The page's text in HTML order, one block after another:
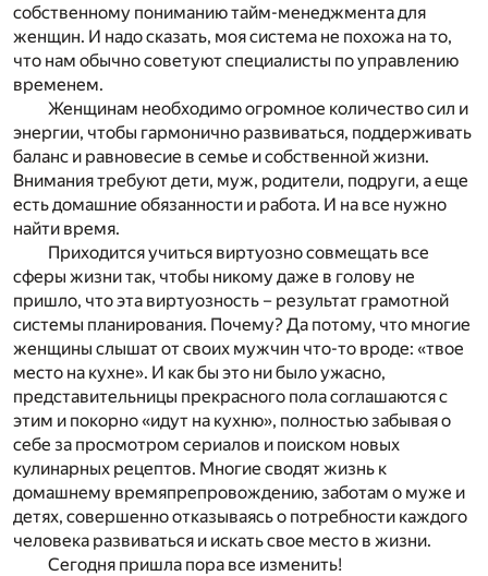
собственному пониманию тайм-менеджмента для
женщин. И надо сказать, моя система не похожа на то,
что нам обычно советуют специалисты по управлению
временем.
Женщинам необходимо огромное количество сил и
энергии, чтобы гармонично развиваться, поддерживать
баланс и равновесие в семье и собственной жизни.
Внимания требуют дети, муж, родители, подруги, а еще
есть домашние обязанности и работа. И на все нужно
найти время.
Приходится учиться виртуозно совмещать все
сферы жизни так, чтобы никому даже в голову не
пришло, что эта виртуозность – результат грамотной
системы планирования. Почему? Да потому, что многие
женщины слышат от своих мужчин что-то вроде: «твое
место на кухне». И как бы это ни было ужасно,
представительницы прекрасного пола соглашаются с
этим и покорно «идут на кухню», полностью забывая о
себе за просмотром сериалов и поиском новых
кулинарных рецептов. Многие сводят жизнь к
домашнему времяпрепровождению, заботам о муже и
детях, совершенно отказываясь о потребности каждого
человека развиваться и искать свое место в жизни.
Сегодня пришла пора все изменить!